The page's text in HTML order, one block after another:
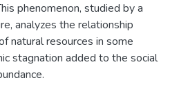
phenomenon, studied by a
analyzes the relationship
natural resources in some
stagnation added to the social